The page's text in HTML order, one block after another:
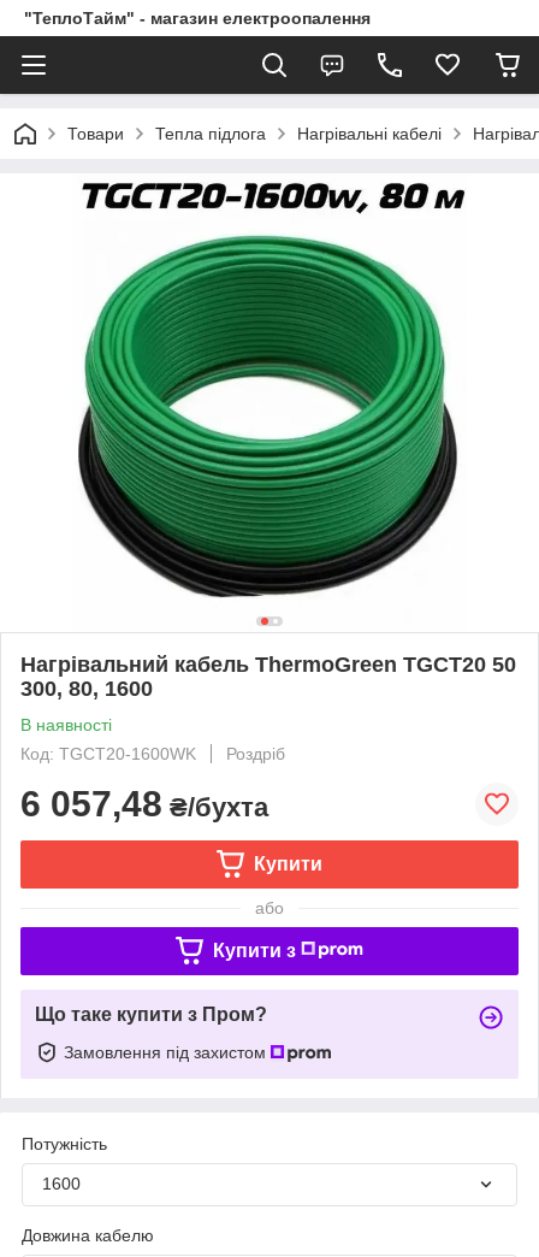
"ТеплоТайм" - магазин електроопалення
Товари Тепла підлога Нагрівальні кабелі
Нагрівальний кабель ThermoGreen TGCT20 50
300, 80, 1600
В наявності
Код: TGCT20-1600WK
Роздріб
6 057,48 ₴/бухта
Купити
або
Купити з
Що таке купити з Пром?
Замовлення під захистом
Потужність
1600
Довжина кабелю